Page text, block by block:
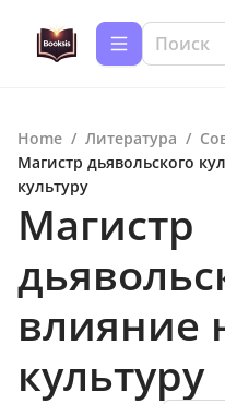
Home / Литература /
Магистр дьявольского
культуру
Магистр
влияние
культуру